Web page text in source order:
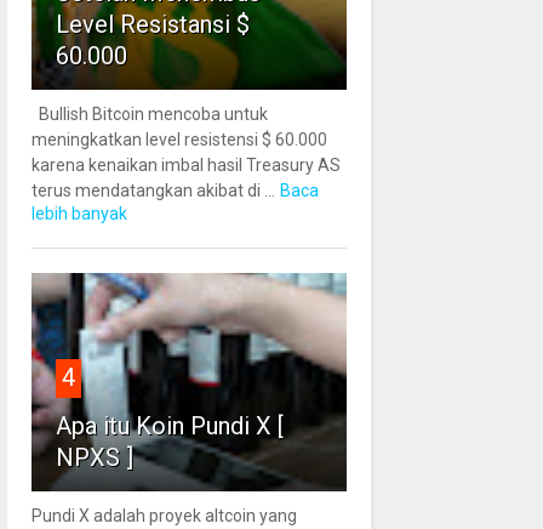
Level Resistansi $
60.000
Bullish Bitcoin mencoba untuk
meningkatkan level resistensi $ 60.000
karena kenaikan imbal hasil Treasury AS
terus mendatangkan akibat di ...
Baca
lebih banyak
4
Apa itu Koin Pundi X [
NPXS ]
Pundi X adalah proyek altcoin yang